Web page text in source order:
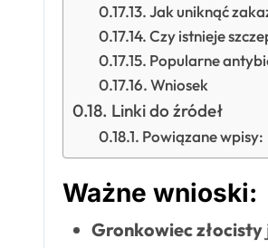
Jak uniknąć
Czy istnieje
Popularne
Wniosek
Linki do źródeł
Powiązane wpisy:
Ważne wnioski:
Gronkowiec złocisty